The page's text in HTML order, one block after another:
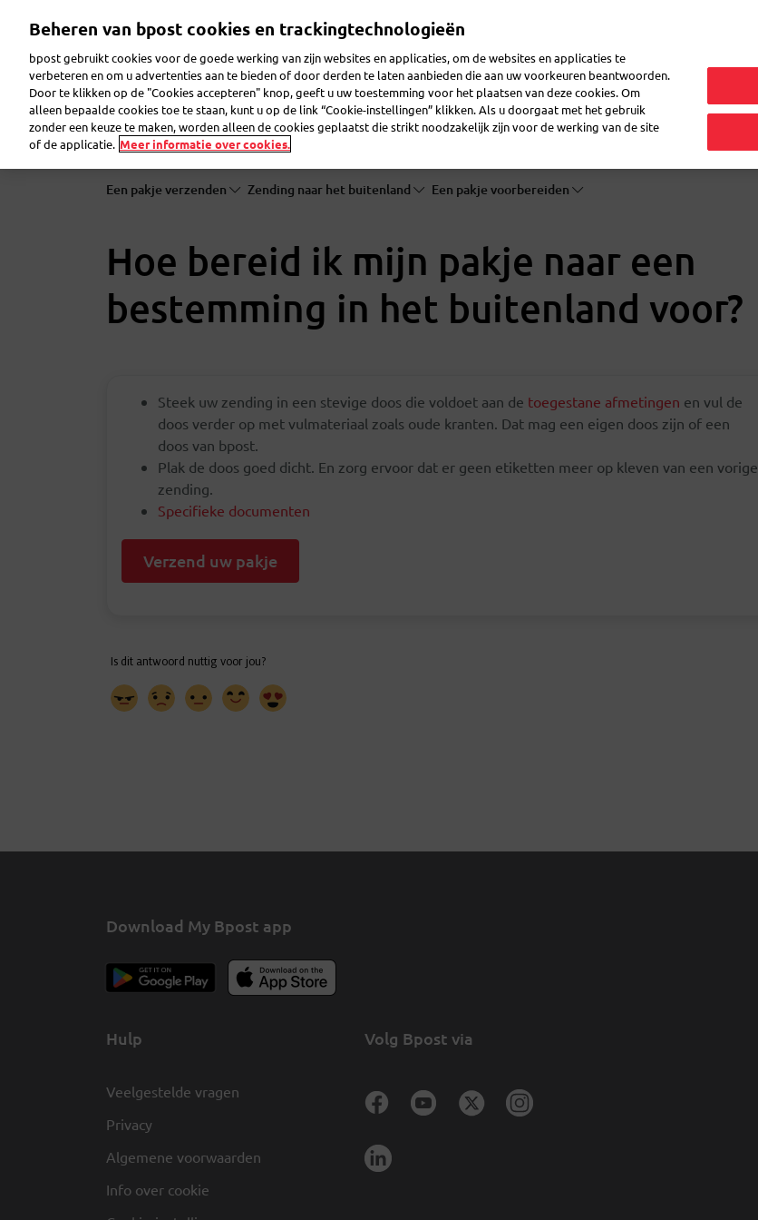
inhoud
Reclame maken Pakjes verzenden Post verzenden Post ontvangen Logistiek FAQ eShop
Een pakje verzenden Zending naar het buitenland Een pakje voorbereiden
Hoe bereid ik mijn pakje naar een
bestemming in het buitenland voor?
Steek uw zending in een stevige doos die voldoet aan de toegestane afmetingen en vul de
doos verder op met vulmateriaal zoals oude kranten. Dat mag een eigen doos zijn of een
doos van bpost.
Plak de doos goed dicht. En zorg ervoor dat er geen etiketten meer op kleven van een vorige
zending.
Specifieke documenten
Verzend uw pakje
Download My Bpost app
Hulp
Veelgestelde vragen
Privacy
Algemene voorwaarden
Info over cookie
Volg Bpost via
Beheren van bpost cookies en trackingtechnologieën
bpost gebruikt cookies voor de goede werking van zijn websites en applicaties, om de websites en applicaties te
verbeteren en om u advertenties aan te bieden of door derden te laten aanbieden die aan uw voorkeuren beantwoorden.
Door te klikken op de "Cookies accepteren" knop, geeft u uw toestemming voor het plaatsen van deze cookies. Om
alleen bepaalde cookies toe te staan, kunt u op de link “Cookie-instellingen” klikken. Als u doorgaat met het gebruik
zonder een keuze te maken, worden alleen de cookies geplaatst die strikt noodzakelijk zijn voor de werking van de site
of de applicatie. Meer informatie over cookies.